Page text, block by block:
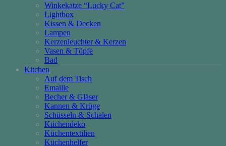
Winkekatze “Lucky Cat”
Lightbox
Kissen & Decken
Lampen
Kerzenleuchter & Kerzen
Vasen & Töpfe
Bad
Kitchen
Auf dem Tisch
Emaille
Becher & Gläser
Kannen & Krüge
Schüsseln & Schalen
Küchendeko
Küchentextilien
Küchenhelfer